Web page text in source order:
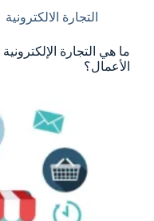
التجارة الالكترونية
ما هي التجارة
الأعمال؟